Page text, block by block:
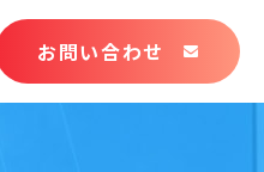
お問い合わせ